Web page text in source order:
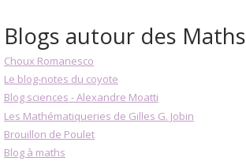
Blogs autour des Maths
Choux Romanesco
Le blog-notes du coyote
Blog sciences - Alexandre Moatti
Les Mathématiqueries de Gilles G. Jobin
Brouillon de Poulet
Blog à maths